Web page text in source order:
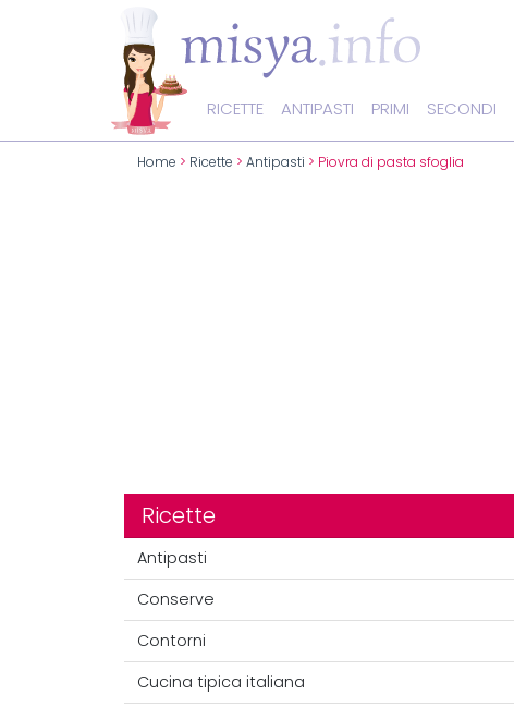
RICETTE ANTIPASTI PRIMI SECONDI
Home > Ricette > Antipasti > Piovra di pasta sfoglia
Ricette
Antipasti
Conserve
Contorni
Cucina tipica italiana